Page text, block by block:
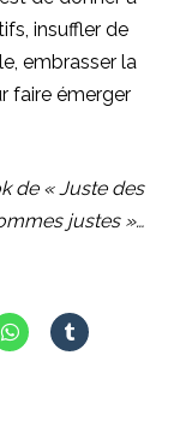
insuffler de
embrasser la
faire émerger
de « Juste des
justes »…